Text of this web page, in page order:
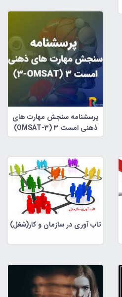
پرسشنامه سنجش مهارت های
ذهنی امست ۳ (OMSAT-3)
تاب آوری در سازمان و کار(شغل)